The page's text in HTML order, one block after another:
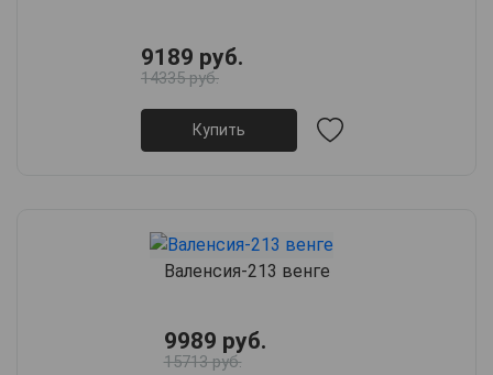
9189 руб.
14335 руб.
Купить
Валенсия-213 венге
9989 руб.
15713 руб.